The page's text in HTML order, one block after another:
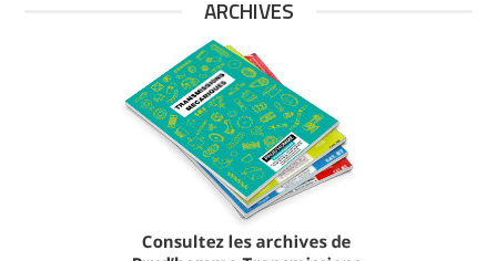
ARCHIVES